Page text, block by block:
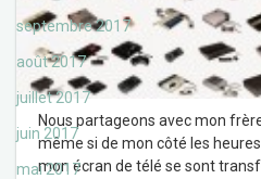
septembre 2017
août 2017
juillet 2017
juin 2017
mai 2017
Nous partageons avec mon
même si de mon côté les
mon écran de télé se sont